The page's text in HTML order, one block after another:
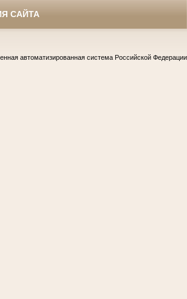
САЙТА
автоматизированная система Российской